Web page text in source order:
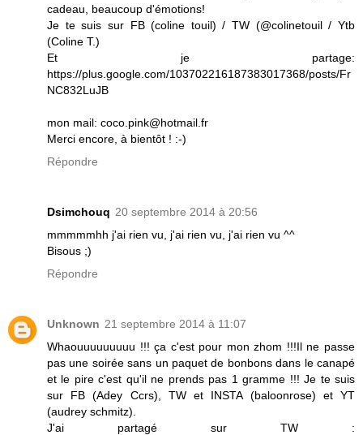
cadeau, beaucoup d'émotions!
Je te suis sur FB (coline touil) / TW (@colinetouil / Ytb
(Coline T.)
Et je partage:
https://plus.google.com/103702216187383017368/posts/Fr
NC832LuJB
mon mail: coco.pink@hotmail.fr
Merci encore, à bientôt ! :-)
Répondre
Dsimchouq 20 septembre 2014 à 20:56
mmmmmhh j'ai rien vu, j'ai rien vu, j'ai rien vu ^^
Bisous ;)
Répondre
Unknown 21 septembre 2014 à 11:07
Whaouuuuuuuuu !!! ça c'est pour mon zhom !!!Il ne passe
pas une soirée sans un paquet de bonbons dans le canapé
et le pire c'est qu'il ne prends pas 1 gramme !!! Je te suis
sur FB (Adey Ccrs), TW et INSTA (baloonrose) et YT
(audrey schmitz).
J'ai partagé sur TW :